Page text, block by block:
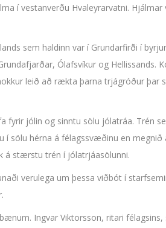
í vestanverðu Hvaleyrarvatni.
sem haldinn var í Grundarfirði í
Ólafsvíkur og Hellissands.
leið að rækta þarna trjágróður þar
jólin og sinntu sölu jólatráa. Trén
hérna á félagssvæðinu en
á stærstu trén í jólatrjáasölunni.
verulega um þessa viðbót í
Ingvar Viktorsson, ritari